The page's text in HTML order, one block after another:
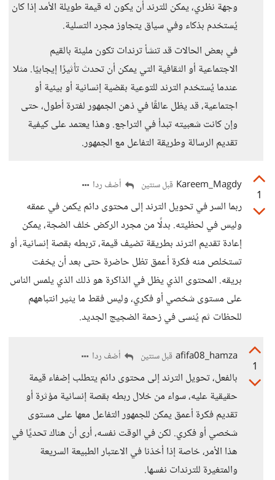
وجهة نظري، يمكن للترند أن يكون له قيمة طويلة الأمد إذا كان
يُستخدم بذكاء وفي سياق يتجاوز مجرد التسلية.
في بعض الحالات قد تنشأ ترندات تكون مليئة بالقيم
الاجتماعية أو الثقافية التي يمكن أن تحدث تأثيرًا إيجابيًا. مثلا
عندما يُستخدم الترند للتوعية بقضية إنسانية أو بيئية أو
اجتماعية، قد يظل عالقًا في ذهن الجمهور لفترة أطول، حتى
وإن كانت شعبيته تبدأ في التراجع. وهذا يعتمد على كيفية
تقديم الرسالة وطريقة التفاعل مع الجمهور.
1
Kareem_Magdy قبل سنتين أضف ردا
ربما السر في تحويل الترند إلى محتوى دائم يكمن في عمقه
وليس في لحظيته. بدلًا من مجرد الركض خلف الضجة، يمكن
إعادة تقديم الترند بطريقة تضيف قيمة، تربطه بقصة إنسانية، أو
تستخلص منه فكرة أعمق تظل حاضرة حتى بعد أن يخفت
بريقه. المحتوى الذي يظل في الذاكرة هو ذلك الذي يلمس الناس
على مستوى شخصي أو فكري، وليس فقط ما يثير انتباههم
للحظات ثم يُنسى في زحمة الضجيج الجديد.
1
afifa08_hamza قبل سنتين أضف ردا
بالفعل، تحويل الترند إلى محتوى دائم يتطلب إضفاء قيمة
حقيقية عليه، سواء من خلال ربطه بقصة إنسانية مؤثرة أو
تقديم فكرة أعمق يمكن للجمهور التفاعل معها على مستوى
شخصي أو فكري. لكن في الوقت نفسه، أرى أن هناك تحديًا في
هذا الأمر، خاصة إذا أخذنا في الاعتبار الطبيعة السريعة
والمتغيرة للترندات نفسها.